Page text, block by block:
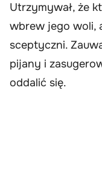
Utrzymywał, że
wbrew jego woli,
sceptyczni.
pijany i
oddalić się.